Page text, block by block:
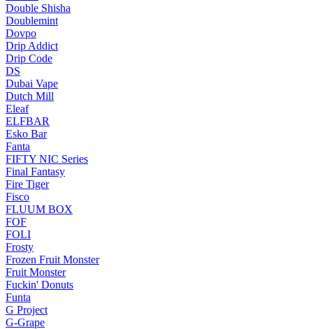
Double Shisha
Doublemint
Dovpo
Drip Addict
Drip Code
DS
Dubai Vape
Dutch Mill
Eleaf
ELFBAR
Esko Bar
Fanta
FIFTY NIC Series
Final Fantasy
Fire Tiger
Fisco
FLUUM BOX
FOF
FOLI
Frosty
Frozen Fruit Monster
Fruit Monster
Fuckin' Donuts
Funta
G Project
G-Grape